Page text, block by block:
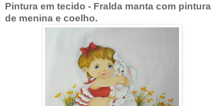
Pintura em tecido - Fralda manta com pintura
de menina e coelho.